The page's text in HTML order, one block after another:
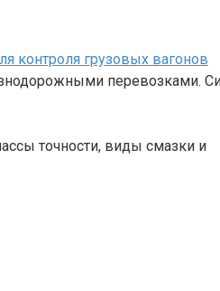
контроля грузовых вагонов
перевозками.
точности, виды смазки и